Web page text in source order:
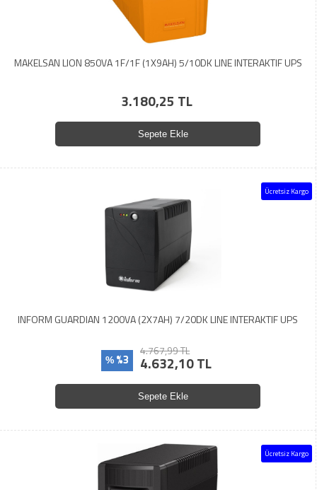
MAKELSAN LION 850VA 1F/1F (1X9AH) 5/10DK LINE INTERAKTIF UPS
3.180,25 TL
Sepete Ekle
Ücretsiz Kargo
INFORM GUARDIAN 1200VA (2X7AH) 7/20DK LINE INTERAKTIF UPS
% %3
4.767,99 TL
4.632,10 TL
Sepete Ekle
Ücretsiz Kargo